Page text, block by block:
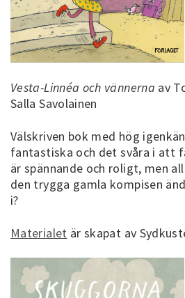
Vesta-Linnéa och vännerna av
Salla Savolainen
Välskriven bok med hög
fantastiska och det svåra i att
är spännande och roligt, men
den trygga gamla kompisen
i?
Materialet är skapat av